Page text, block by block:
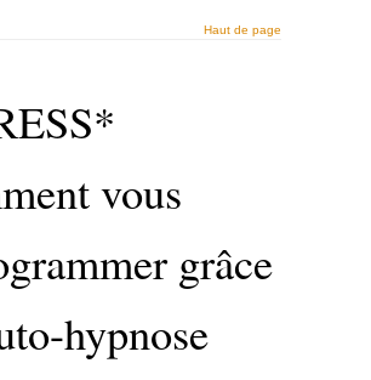
Haut de page
vous
grâce
hypnose